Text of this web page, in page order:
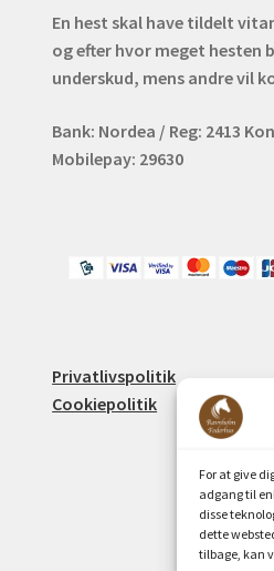
For at give
adgang til
disse
dette
tilbage, kan
En hest skal have tildelt
og efter hvor meget hesten
underskud, mens andre vil
Bank: Nordea / Reg: 2413
Mobilepay: 29630
Privatlivspolitik
Cookiepolitik